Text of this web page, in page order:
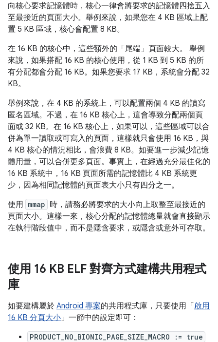
向核心要求記憶體時，核心一律會將要求的記憶體四捨五入
至最接近的頁面大小。舉例來說，如果您在 4 KB 區域上配
置 5 KB 區域，核心會配置 8 KB。
在 16 KB 的核心中，這些額外的「尾端」頁面較大。 舉例
來說，如果搭配 16 KB 的核心使用，從 1 KB 到 5 KB 的所
有分配都會分配 16 KB。如果您要求 17 KB，系統會分配 32
KB。
舉例來說，在 4 KB 的系統上，可以配置兩個 4 KB 的讀寫
匿名區域。不過，在 16 KB 核心上，這會導致分配兩個頁
面或 32 KB。在 16 KB 核心上，如果可以，這些區域可以合
併為單一讀取或可寫入的頁面，這樣就只會使用 16 KB，與
4 KB 核心的情況相比，會浪費 8 KB。如要進一步減少記憶
體用量，可以合併更多頁面。事實上，在經過充分最佳化的
16 KB 系統中，16 KB 頁面所需的記憶體比 4 KB 系統更
少，因為相同記憶體的頁面表大小只有四分之一。
使用 mmap 時，請務必將要求的大小向上取整至最接近的
頁面大小。這樣一來，核心分配的記憶體總量就會直接顯示
在執行階段值中，而不是隱含要求，或隱含或意外可存取。
使用 16 KB ELF 對齊方式建構共用程式
庫
如要建構屬於 Android 專案的共用程式庫，只要使用「 啟用
16 KB 分頁大小」一節中的設定即可：
PRODUCT_NO_BIONIC_PAGE_SIZE_MACRO := true